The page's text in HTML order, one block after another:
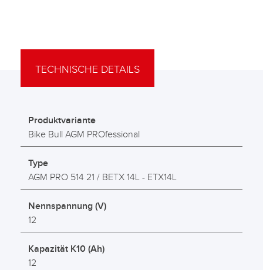
TECHNISCHE DETAILS
Produktvariante
Bike Bull AGM PROfessional
Type
AGM PRO 514 21 / BETX 14L - ETX14L
Nennspannung (V)
12
Kapazität K10 (Ah)
12